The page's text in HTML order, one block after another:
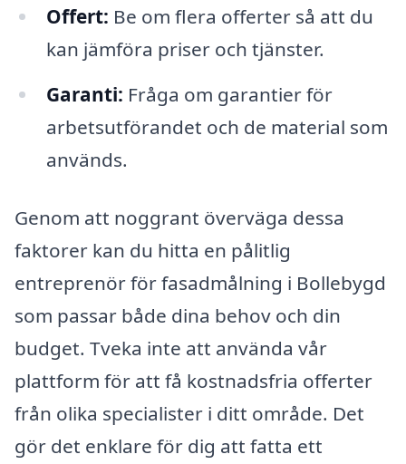
Offert: Be om flera offerter så att du
kan jämföra priser och tjänster.
Garanti: Fråga om garantier för
arbetsutförandet och de material som
används.
Genom att noggrant överväga dessa
faktorer kan du hitta en pålitlig
entreprenör för fasadmålning i Bollebygd
som passar både dina behov och din
budget. Tveka inte att använda vår
plattform för att få kostnadsfria offerter
från olika specialister i ditt område. Det
gör det enklare för dig att fatta ett